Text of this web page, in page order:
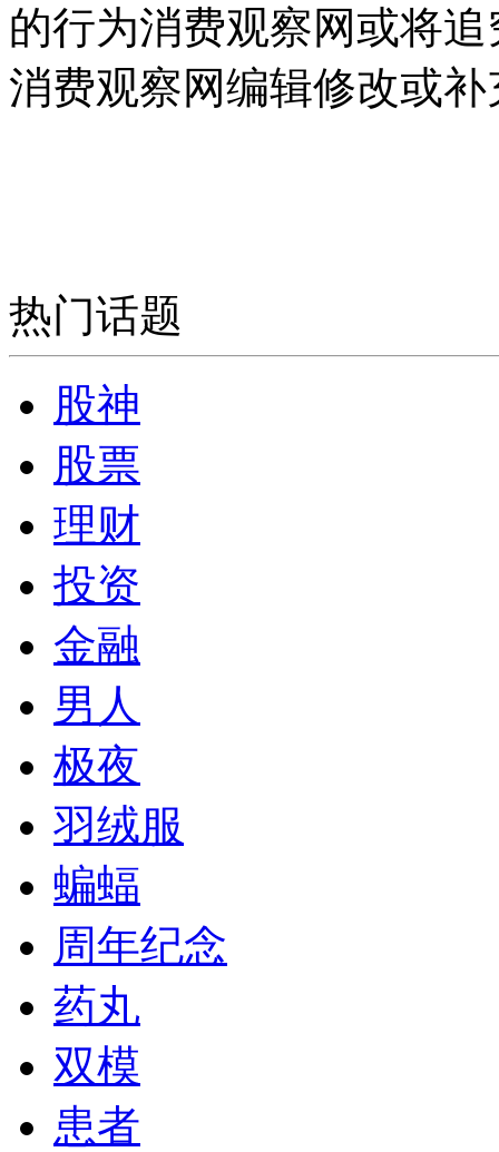
的行为消费观察网或将
消费观察网编辑修改或补
热门话题
股神
股票
理财
投资
金融
男人
极夜
羽绒服
蝙蝠
周年纪念
药丸
双模
患者